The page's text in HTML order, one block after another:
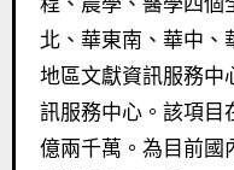
北、華東南、華中、
地區文獻資訊服務中
訊服務中心。該項目
億兩千萬。為目前國